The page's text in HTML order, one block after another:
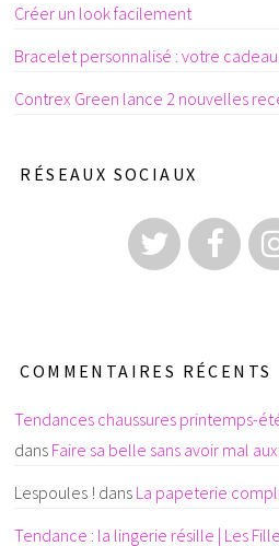
Créer un look facilement
Bracelet personnalisé : votre
Contrex Green lance 2 nouvelles
RÉSEAUX SOCIAUX
COMMENTAIRES RÉCENTS
Tendances chaussures printemps-
dans Faire sa belle sans avoir mal
Lespoules ! dans La papeterie
Tendance : la lingerie résille | Les